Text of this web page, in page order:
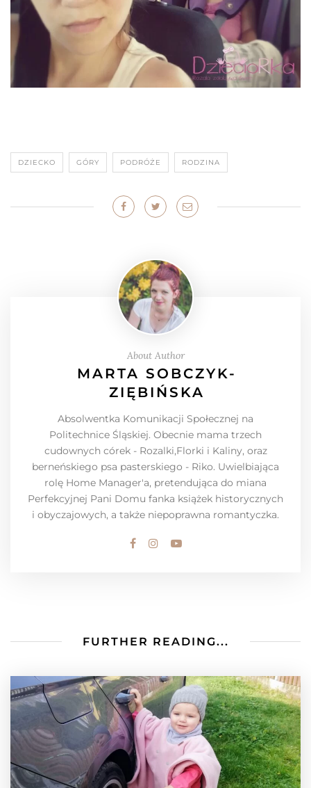
DZIECKO GÓRY PODRÓŻE RODZINA
About Author
MARTA SOBCZYK-
ZIĘBIŃSKA
Absolwentka Komunikacji Społecznej na
Politechnice Śląskiej. Obecnie mama trzech
cudownych córek - Rozalki,Florki i Kaliny, oraz
berneńskiego psa pasterskiego - Riko. Uwielbiająca
rolę Home Manager'a, pretendująca do miana
Perfekcyjnej Pani Domu fanka książek historycznych
i obyczajowych, a także niepoprawna romantyczka.
FURTHER READING...